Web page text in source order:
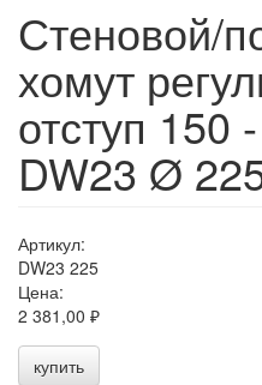
Стеновой/
хомут
отступ 150
DW23 Ø
Артикул:
DW23 225
Цена:
2 381,00 ₽
купить